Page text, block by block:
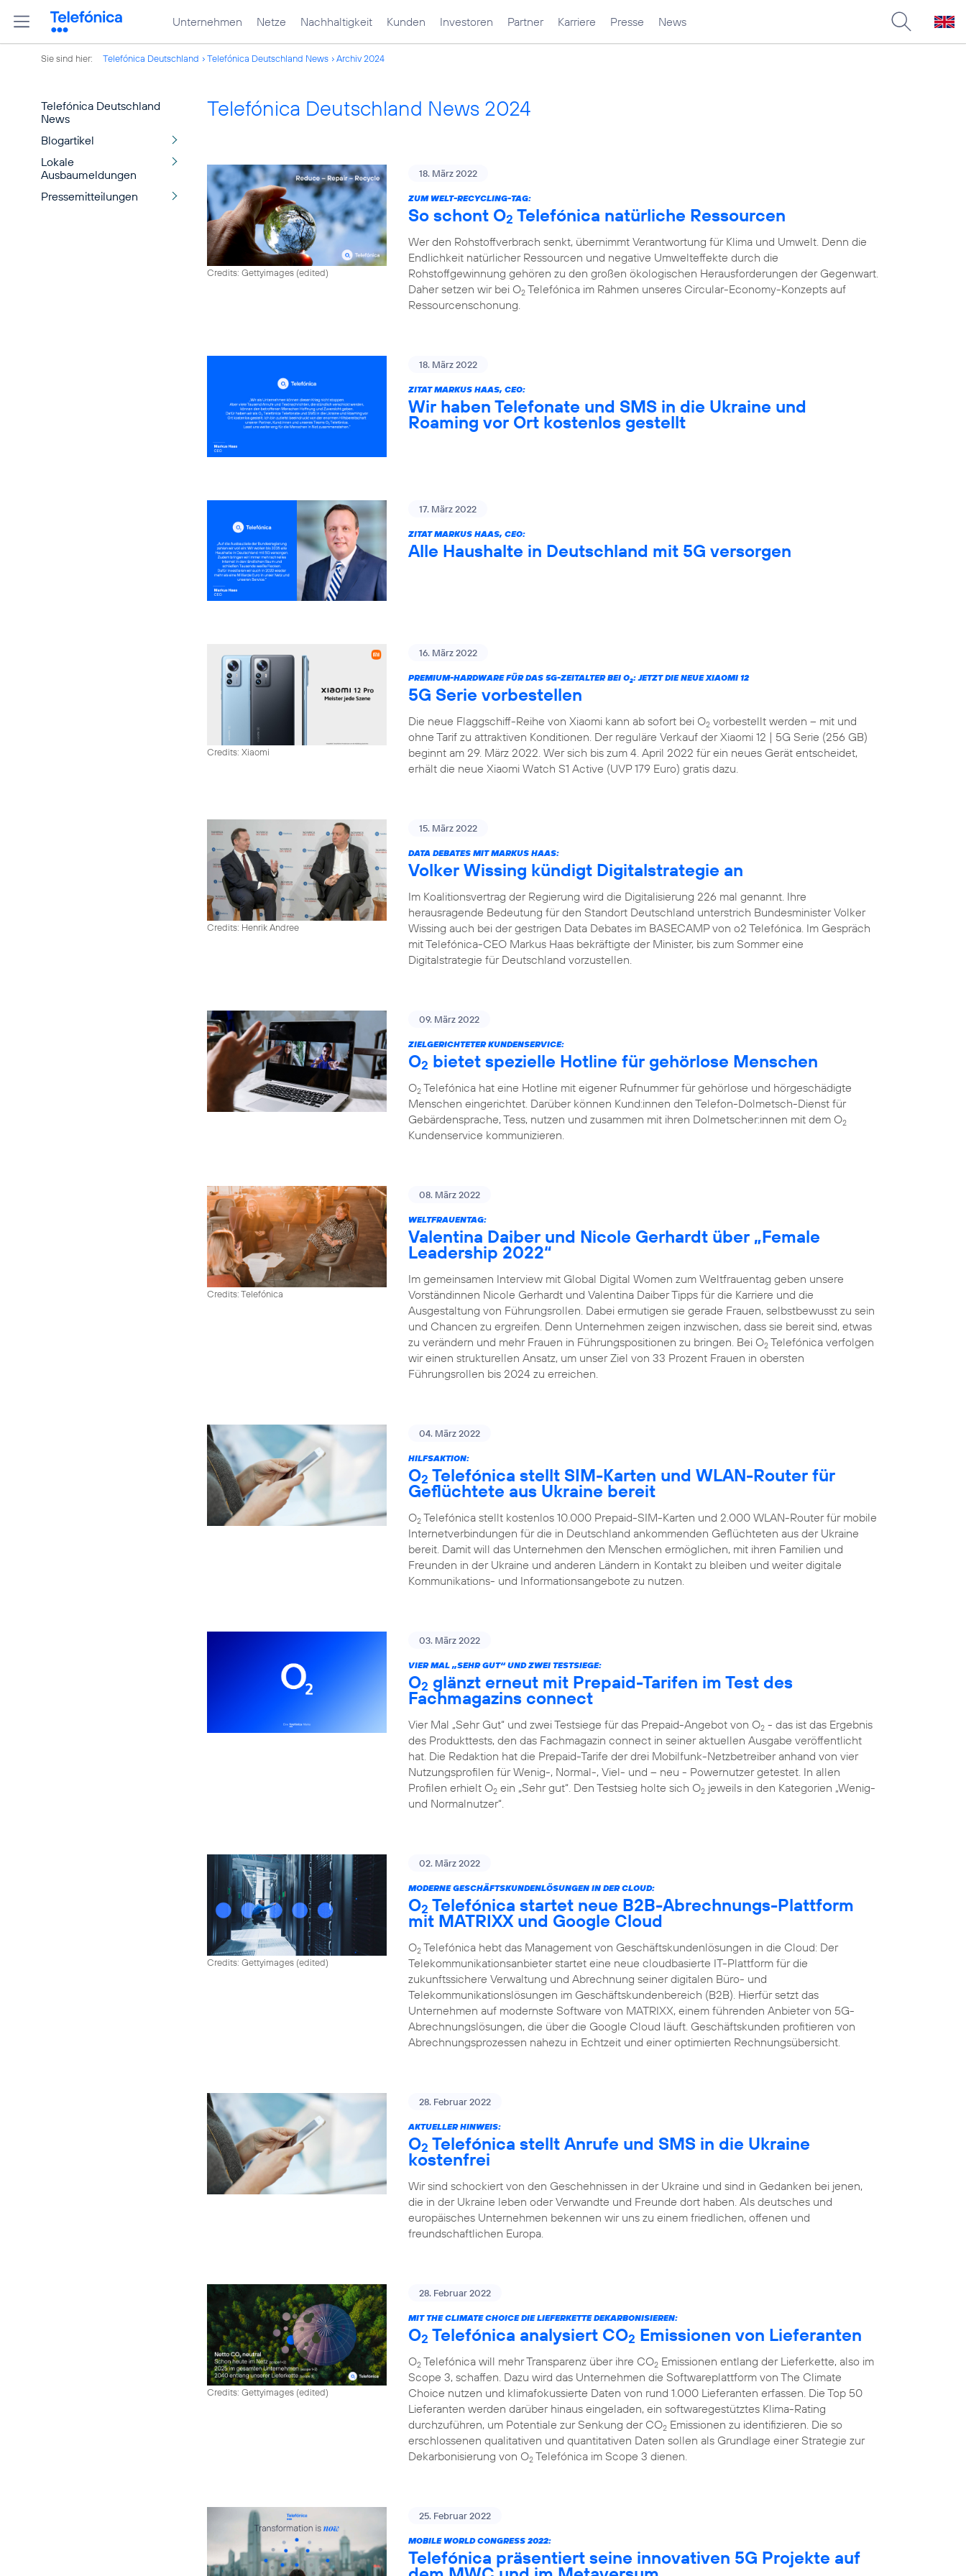
Unternehmen Netze Nachhaltigkeit Kunden Investoren Partner Karriere Presse News
Sie sind hier: Telefónica Deutschland Telefónica Deutschland News Archiv 2024
Telefónica Deutschland
News
Blogartikel
Lokale
Ausbaumeldungen
Pressemitteilungen
Telefónica Deutschland News 2024
Credits: Gettyimages (edited)
18. März 2022
ZUM WELT-RECYCLING-TAG:
So schont O2 Telefónica natürliche Ressourcen
Wer den Rohstoffverbrach senkt, übernimmt Verantwortung für Klima und Umwelt. Denn die
Endlichkeit natürlicher Ressourcen und negative Umwelteffekte durch die
Rohstoffgewinnung gehören zu den großen ökologischen Herausforderungen der Gegenwart.
Daher setzen wir bei O2 Telefónica im Rahmen unseres Circular-Economy-Konzepts auf
Ressourcenschonung.
18. März 2022
ZITAT MARKUS HAAS, CEO:
Wir haben Telefonate und SMS in die Ukraine und
Roaming vor Ort kostenlos gestellt
17. März 2022
ZITAT MARKUS HAAS, CEO:
Alle Haushalte in Deutschland mit 5G versorgen
Credits: Xiaomi
16. März 2022
PREMIUM-HARDWARE FÜR DAS 5G-ZEITALTER BEI O2: JETZT DIE NEUE XIAOMI 12
5G Serie vorbestellen
Die neue Flaggschiff-Reihe von Xiaomi kann ab sofort bei O2 vorbestellt werden – mit und
ohne Tarif zu attraktiven Konditionen. Der reguläre Verkauf der Xiaomi 12 | 5G Serie (256 GB)
beginnt am 29. März 2022. Wer sich bis zum 4. April 2022 für ein neues Gerät entscheidet,
erhält die neue Xiaomi Watch S1 Active (UVP 179 Euro) gratis dazu.
Credits: Henrik Andree
15. März 2022
DATA DEBATES MIT MARKUS HAAS:
Volker Wissing kündigt Digitalstrategie an
Im Koalitionsvertrag der Regierung wird die Digitalisierung 226 mal genannt. Ihre
herausragende Bedeutung für den Standort Deutschland unterstrich Bundesminister Volker
Wissing auch bei der gestrigen Data Debates im BASECAMP von o2 Telefónica. Im Gespräch
mit Telefónica-CEO Markus Haas bekräftigte der Minister, bis zum Sommer eine
Digitalstrategie für Deutschland vorzustellen.
09. März 2022
ZIELGERICHTETER KUNDENSERVICE:
O2 bietet spezielle Hotline für gehörlose Menschen
O2 Telefónica hat eine Hotline mit eigener Rufnummer für gehörlose und hörgeschädigte
Menschen eingerichtet. Darüber können Kund:innen den Telefon-Dolmetsch-Dienst für
Gebärdensprache, Tess, nutzen und zusammen mit ihren Dolmetscher:innen mit dem O2
Kundenservice kommunizieren.
Credits: Telefónica
08. März 2022
WELTFRAUENTAG:
Valentina Daiber und Nicole Gerhardt über „Female
Leadership 2022“
Im gemeinsamen Interview mit Global Digital Women zum Weltfrauentag geben unsere
Vorständinnen Nicole Gerhardt und Valentina Daiber Tipps für die Karriere und die
Ausgestaltung von Führungsrollen. Dabei ermutigen sie gerade Frauen, selbstbewusst zu sein
und Chancen zu ergreifen. Denn Unternehmen zeigen inzwischen, dass sie bereit sind, etwas
zu verändern und mehr Frauen in Führungspositionen zu bringen. Bei O2 Telefónica verfolgen
wir einen strukturellen Ansatz, um unser Ziel von 33 Prozent Frauen in obersten
Führungsrollen bis 2024 zu erreichen.
04. März 2022
HILFSAKTION:
O2 Telefónica stellt SIM-Karten und WLAN-Router für
Geflüchtete aus Ukraine bereit
O2 Telefónica stellt kostenlos 10.000 Prepaid-SIM-Karten und 2.000 WLAN-Router für mobile
Internetverbindungen für die in Deutschland ankommenden Geflüchteten aus der Ukraine
bereit. Damit will das Unternehmen den Menschen ermöglichen, mit ihren Familien und
Freunden in der Ukraine und anderen Ländern in Kontakt zu bleiben und weiter digitale
Kommunikations- und Informationsangebote zu nutzen.
03. März 2022
VIER MAL „SEHR GUT“ UND ZWEI TESTSIEGE:
O2 glänzt erneut mit Prepaid-Tarifen im Test des
Fachmagazins connect
Vier Mal „Sehr Gut“ und zwei Testsiege für das Prepaid-Angebot von O2 - das ist das Ergebnis
des Produkttests, den das Fachmagazin connect in seiner aktuellen Ausgabe veröffentlicht
hat. Die Redaktion hat die Prepaid-Tarife der drei Mobilfunk-Netzbetreiber anhand von vier
Nutzungsprofilen für Wenig-, Normal-, Viel- und – neu - Powernutzer getestet. In allen
Profilen erhielt O2 ein „Sehr gut“. Den Testsieg holte sich O2 jeweils in den Kategorien „Wenig-
und Normalnutzer“.
Credits: Gettyimages (edited)
02. März 2022
MODERNE GESCHÄFTSKUNDENLÖSUNGEN IN DER CLOUD:
O2 Telefónica startet neue B2B-Abrechnungs-Plattform
mit MATRIXX und Google Cloud
O2 Telefónica hebt das Management von Geschäftskundenlösungen in die Cloud: Der
Telekommunikationsanbieter startet eine neue cloudbasierte IT-Plattform für die
zukunftssichere Verwaltung und Abrechnung seiner digitalen Büro- und
Telekommunikationslösungen im Geschäftskundenbereich (B2B). Hierfür setzt das
Unternehmen auf modernste Software von MATRIXX, einem führenden Anbieter von 5G-
Abrechnungslösungen, die über die Google Cloud läuft. Geschäftskunden profitieren von
Abrechnungsprozessen nahezu in Echtzeit und einer optimierten Rechnungsübersicht.
28. Februar 2022
AKTUELLER HINWEIS:
O2 Telefónica stellt Anrufe und SMS in die Ukraine
kostenfrei
Wir sind schockiert von den Geschehnissen in der Ukraine und sind in Gedanken bei jenen,
die in der Ukraine leben oder Verwandte und Freunde dort haben. Als deutsches und
europäisches Unternehmen bekennen wir uns zu einem friedlichen, offenen und
freundschaftlichen Europa.
Credits: Gettyimages (edited)
28. Februar 2022
MIT THE CLIMATE CHOICE DIE LIEFERKETTE DEKARBONISIEREN:
O2 Telefónica analysiert CO2 Emissionen von Lieferanten
O2 Telefónica will mehr Transparenz über ihre CO2 Emissionen entlang der Lieferkette, also im
Scope 3, schaffen. Dazu wird das Unternehmen die Softwareplattform von The Climate
Choice nutzen und klimafokussierte Daten von rund 1.000 Lieferanten erfassen. Die Top 50
Lieferanten werden darüber hinaus eingeladen, ein softwaregestütztes Klima-Rating
durchzuführen, um Potentiale zur Senkung der CO2 Emissionen zu identifizieren. Die so
erschlossenen qualitativen und quantitativen Daten sollen als Grundlage einer Strategie zur
Dekarbonisierung von O2 Telefónica im Scope 3 dienen.
25. Februar 2022
MOBILE WORLD CONGRESS 2022:
Telefónica präsentiert seine innovativen 5G Projekte auf